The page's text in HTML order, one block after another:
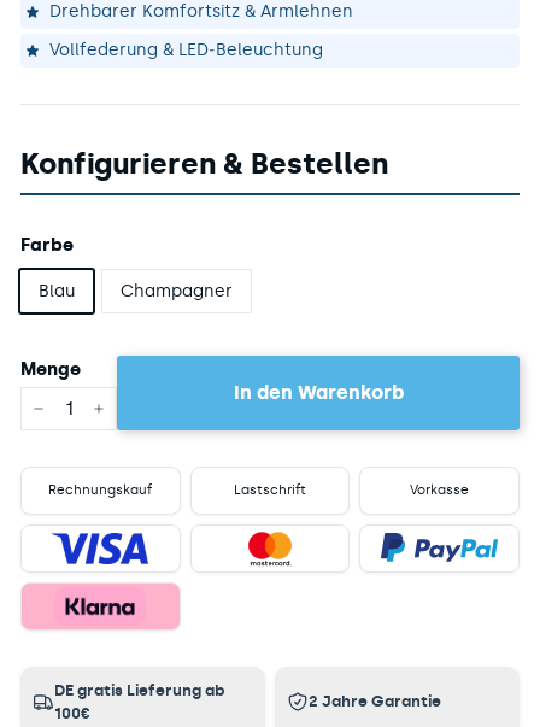
Drehbarer Komfortsitz & Armlehnen
Vollfederung & LED‑Beleuchtung
Konfigurieren & Bestellen
Farbe
Blau Champagner
Menge
In den Warenkorb
Rechnungskauf Lastschrift Vorkasse
DE gratis Lieferung ab
100€
2 Jahre Garantie